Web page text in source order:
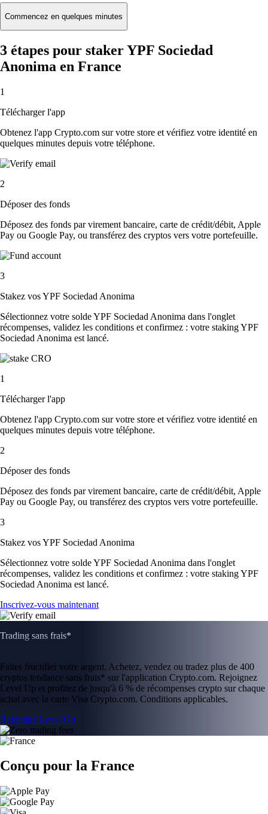
Commencez en quelques minutes
3 étapes pour staker YPF Sociedad
Anonima en France
1
Télécharger l'app
Obtenez l'app Crypto.com sur votre store et vérifiez votre identité en
quelques minutes depuis votre téléphone.
2
Déposer des fonds
Déposez des fonds par virement bancaire, carte de crédit/débit, Apple
Pay ou Google Pay, ou transférez des cryptos vers votre portefeuille.
3
Stakez vos YPF Sociedad Anonima
Sélectionnez votre solde YPF Sociedad Anonima dans l'onglet
récompenses, validez les conditions et confirmez : votre staking YPF
Sociedad Anonima est lancé.
1
Télécharger l'app
Obtenez l'app Crypto.com sur votre store et vérifiez votre identité en
quelques minutes depuis votre téléphone.
2
Déposer des fonds
Déposez des fonds par virement bancaire, carte de crédit/débit, Apple
Pay ou Google Pay, ou transférez des cryptos vers votre portefeuille.
3
Stakez vos YPF Sociedad Anonima
Sélectionnez votre solde YPF Sociedad Anonima dans l'onglet
récompenses, validez les conditions et confirmez : votre staking YPF
Sociedad Anonima est lancé.
Inscrivez-vous maintenant
Trading sans frais*
Faites fructifier votre argent. Achetez, vendez ou tradez plus de 400
cryptos tendance sans frais* sur l'application Crypto.com. Rejoignez
Level Up et profitez de jusqu'à 6 % de récompenses crypto sur chaque
achat avec la carte Visa Crypto.com. Conditions applicables.
Rejoindre Level Up
Conçu pour la France